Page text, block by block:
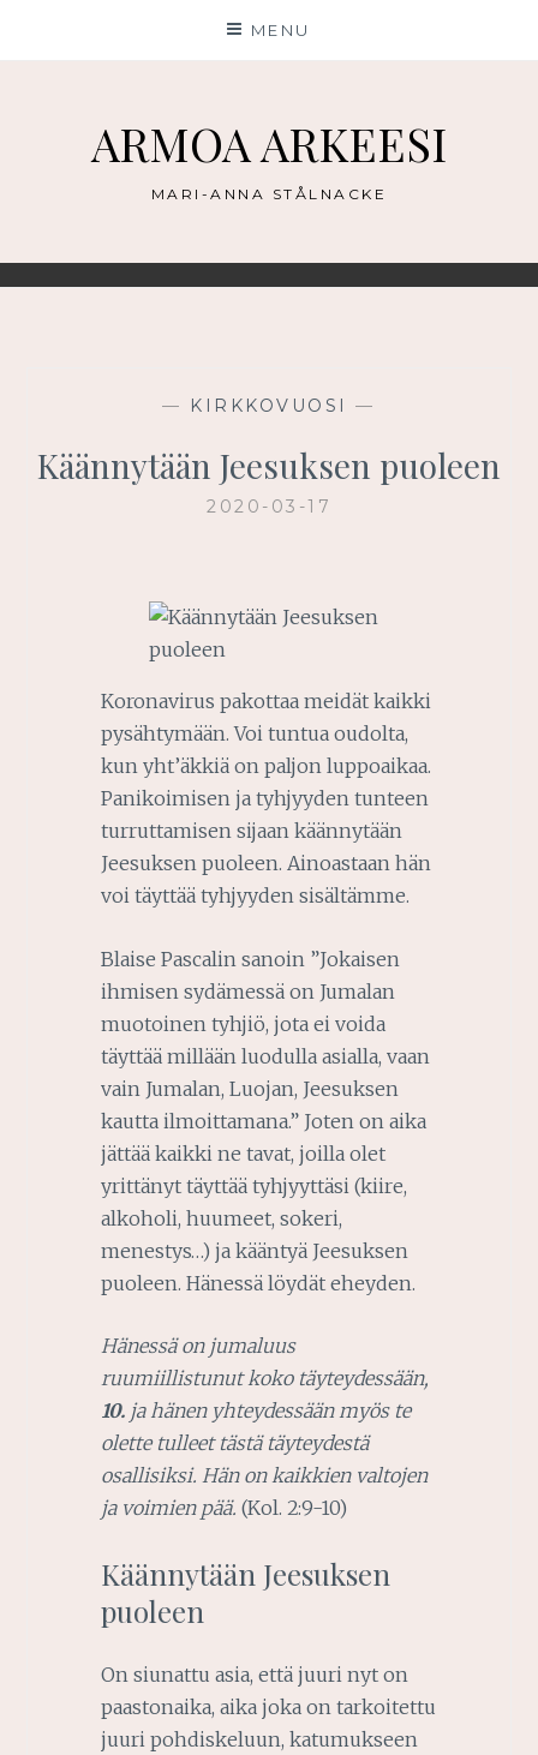
MENU
ARMOA ARKEESI
MARI-ANNA STÅLNACKE
— KIRKKOVUOSI —
Käännytään Jeesuksen puoleen
2020-03-17
Koronavirus pakottaa meidät kaikki
pysähtymään. Voi tuntua oudolta,
kun yht’äkkiä on paljon luppoaikaa.
Panikoimisen ja tyhjyyden tunteen
turruttamisen sijaan käännytään
Jeesuksen puoleen. Ainoastaan hän
voi täyttää tyhjyyden sisältämme.
Blaise Pascalin sanoin ”Jokaisen
ihmisen sydämessä on Jumalan
muotoinen tyhjiö, jota ei voida
täyttää millään luodulla asialla, vaan
vain Jumalan, Luojan, Jeesuksen
kautta ilmoittamana.” Joten on aika
jättää kaikki ne tavat, joilla olet
yrittänyt täyttää tyhjyyttäsi (kiire,
alkoholi, huumeet, sokeri,
menestys…) ja kääntyä Jeesuksen
puoleen. Hänessä löydät eheyden.
Hänessä on jumaluus
ruumiillistunut koko täyteydessään,
10. ja hänen yhteydessään myös te
olette tulleet tästä täyteydestä
osallisiksi. Hän on kaikkien valtojen
ja voimien pää. (Kol. 2:9-10)
Käännytään Jeesuksen
puoleen
On siunattu asia, että juuri nyt on
paastonaika, aika joka on tarkoitettu
juuri pohdiskeluun, katumukseen